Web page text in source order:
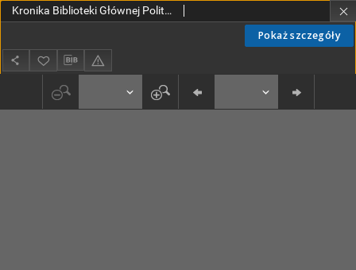
Pokaż szczegóły
Kronika Biblioteki Głównej Politechniki Łódzkiej za lata 1945-2000 [DJVU]